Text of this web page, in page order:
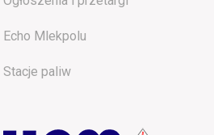
Echo Mlekpolu
Stacje paliw